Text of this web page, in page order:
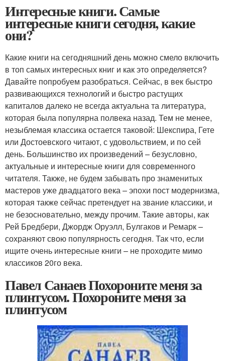
Интересные книги. Самые
интересные книги сегодня, какие
они?
Какие книги на сегодняшний день можно смело включить
в топ самых интересных книг и как это определяется?
Давайте попробуем разобраться. Сейчас, в век быстро
развивающихся технологий и быстро растущих
капиталов далеко не всегда актуальна та литература,
которая была популярна полвека назад. Тем не менее,
незыблемая классика остается таковой: Шекспира, Гете
или Достоевского читают, с удовольствием, и по сей
день. Большинство их произведений – безусловно,
актуальные и интересные книги для современного
читателя. Также, не будем забывать про знаменитых
мастеров уже двадцатого века – эпохи пост модернизма,
которая также сейчас претендует на звание классики, и
не безосновательно, между прочим. Такие авторы, как
Рей Бредбери, Джордж Оруэлл, Булгаков и Ремарк –
сохраняют свою популярность сегодня. Так что, если
ищите очень интересные книги – не проходите мимо
классиков 20го века.
Павел Санаев Похороните меня за
плинтусом. Похороните меня за
плинтусом